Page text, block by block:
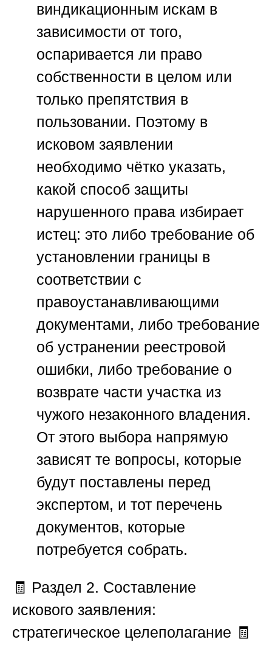
виндикационным искам в
зависимости от того,
оспаривается ли право
собственности в целом или
только препятствия в
пользовании. Поэтому в
исковом заявлении
необходимо чётко указать,
какой способ защиты
нарушенного права избирает
истец: это либо требование об
установлении границы в
соответствии с
правоустанавливающими
документами, либо требование
об устранении реестровой
ошибки, либо требование о
возврате части участка из
чужого незаконного владения.
От этого выбора напрямую
зависят те вопросы, которые
будут поставлены перед
экспертом, и тот перечень
документов, которые
потребуется собрать.
🧾 Раздел 2. Составление
искового заявления:
стратегическое целеполагание 🧾